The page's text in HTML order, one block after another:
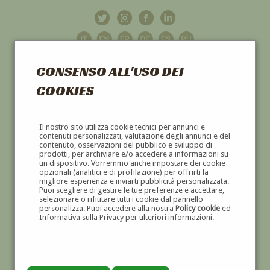
CONSENSO ALL'USO DEI
COOKIES
Il nostro sito utilizza cookie tecnici per annunci e
contenuti personalizzati, valutazione degli annunci e del
contenuto, osservazioni del pubblico e sviluppo di
prodotti, per archiviare e/o accedere a informazioni su
un dispositivo. Vorremmo anche impostare dei cookie
opzionali (analitici e di profilazione) per offrirti la
migliore esperienza e inviarti pubblicità personalizzata.
Puoi scegliere di gestire le tue preferenze e accettare,
selezionare o rifiutare tutti i cookie dal pannello
personalizza. Puoi accedere alla nostra Policy cookieed
Informativa sulla Privacy per ulteriori informazioni.
GALLERIAD'ARTE
DIPINTI E SCULTURE '800 E '900